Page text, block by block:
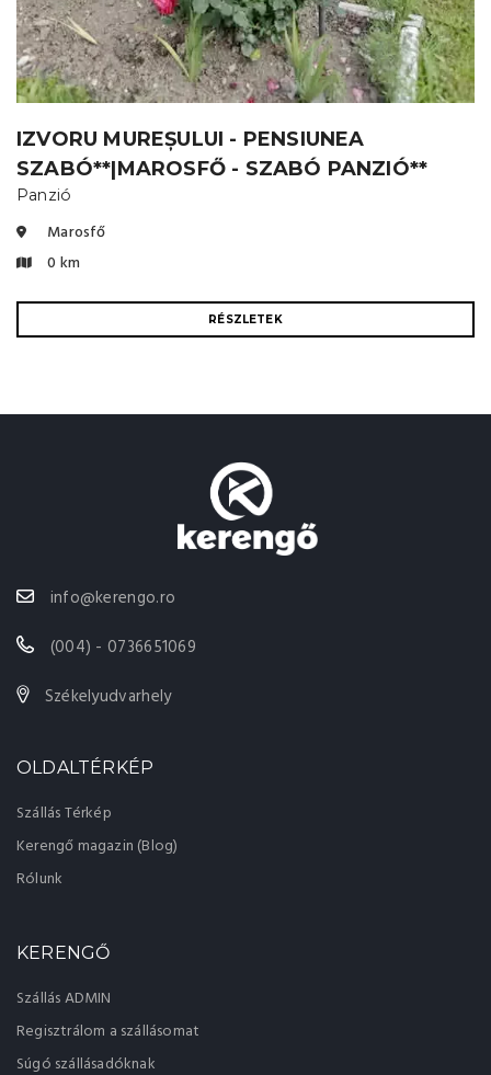
IZVORU MUREȘULUI - PENSIUNEA
SZABÓ**|MAROSFŐ - SZABÓ PANZIÓ**
Panzió
Marosfő
0 km
RÉSZLETEK
info@kerengo.ro
(004) - 0736651069
Székelyudvarhely
OLDALTÉRKÉP
Szállás Térkép
Kerengő magazin (Blog)
Rólunk
KERENGŐ
Szállás ADMIN
Regisztrálom a szállásomat
Súgó szállásadóknak